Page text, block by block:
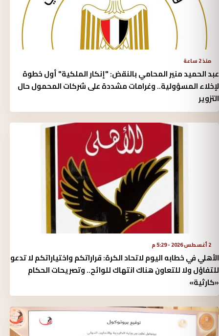
منذ 2 ساعة
عبد الحميد منير المحامي بالنقض: "إنكار الملكية" أول خطوة
لإخلاء المسؤولية.. وغرامات مشددة على شركات المحمول حال
التزوير
2 أغسطس 2026 - 5:29 م
الأهلي في خطابه اليوم لاتحاد الكرة:‏ قراراتكم واختياراتكم لا تدعو
للتفاؤل ولا للتعاون هناك انتهاك للوائح.. وتصريحات الحكام
«كارثية»‏